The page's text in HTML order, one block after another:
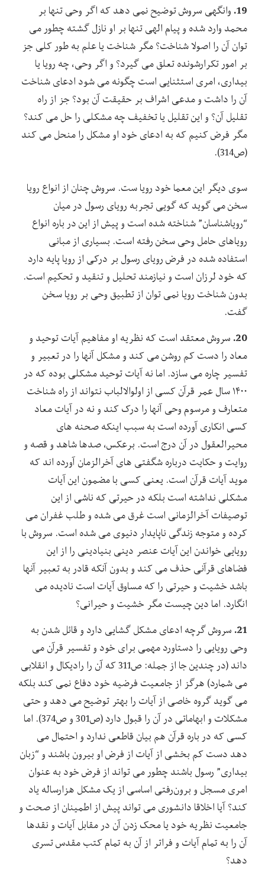
19. وانگهی سروش توضیح نمی دهد که اگر وحی تنها بر
محمد وارد شده و پیام الهی تنها بر او نازل گشته چطور می
توان آن را اصولا شناخت؟ مگر شناخت یا علم به طور کلی جز
بر امور تکرارشونده تعلق می گیرد؟ و اگر وحی، چه رویا یا
بیداری، امری استثنایی است چگونه می شود ادعای شناخت
آن را داشت و مدعی اشراف بر حقیقت آن بود؟ جز از راه
تقلیل آن؟ و این تقلیل یا تخفیف چه مشکلی را حل می کند؟
مگر فرض کنیم که به ادعای خود او مشکل را منحل می کند
(ص314).
سوی دیگر این معما خود رویا ست. سروش چنان از انواع رویا
سخن می گوید که گویی تجربه رویای رسول در میان
“رویاشناسان” شناخته شده است و پیش از این در باره انواع
رویاهای حامل وحی سخن رفته است. بسیاری از مبانی
استفاده شده در فرض رویای رسول بر درکی از رویا پایه دارد
که خود لرزان است و نیازمند تحلیل و تنقید و تحکیم است.
بدون شناخت رویا نمی توان از تطبیق وحی بر رویا سخن
گفت.
20. سروش معتقد است که نظریه او مفاهیم آیات توحید و
معاد را دست کم روشن می کند و مشکل آنها را در تعبیر و
تفسیر چاره می سازد. اما نه آیات توحید مشکلی بوده که در
۱۴۰۰ سال عمر قرآن کسی از اولوالالباب نتواند از راه شناخت
متعارف و مرسوم وحی آنها را درک کند و نه در آیات معاد
کسی انکاری آورده است به سبب اینکه صحنه های
محیرالعقول در آن درج است. برعکس، صدها شاهد و قصه و
روایت و حکایت درباره شگفتی های آخرالزمان آورده اند که
موید آیات قرآن است. یعنی کسی با مضمون این آیات
مشکلی نداشته است بلکه در حیرتی که ناشی از این
توصیفات آخرالزمانی است غرق می شده و طلب غفران می
کرده و متوجه زندگی ناپایدار دنیوی می شده است. سروش با
رویایی خواندن این آیات عنصر دینی بنیادینی را از این
فضاهای قرآنی حذف می کند و بدون آنکه قادر به تعبیر آنها
باشد خشیت و حیرتی را که مساوق آیات است نادیده می
انگارد. اما دین چیست مگر خشیت و حیرانی؟
21. سروش گرچه ادعای مشکل گشایی دارد و قائل شدن به
وحی رویایی را دستاورد مهمی برای خود و تفسیر قرآن می
داند (در چندین جا از جمله: ص311 که آن را رادیکال و انقلابی
می شمارد) هرگز از جامعیت فرضیه خود دفاع نمی کند بلکه
می گوید گروه خاصی از آیات را بهتر توضیح می دهد و حتی
مشکلات و ابهاماتی در آن را قبول دارد (ص301 و ص374). اما
کسی که در باره قرآن هم بیان قاطعی ندارد و احتمال می
دهد دست کم بخشی از آیات از فرض او بیرون باشند و “زبان
بیداری” رسول باشند چطور می تواند از فرض خود به عنوان
امری مسجل و برون‌رفتی اساسی از یک مشکل هزارساله یاد
کند؟ آیا اخلاقا دانشوری می تواند پیش از اطمینان از صحت و
جامعیت نظریه خود یا محک زدن آن در مقابل آیات و نقدها
آن را به تمام آیات و فراتر از آن به تمام کتب مقدس تسری
دهد؟